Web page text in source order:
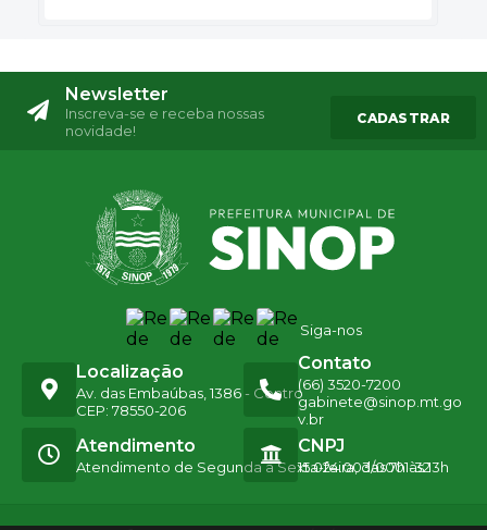
Newsletter
Inscreva-se e receba nossas
novidade!
CADASTRAR
Siga-nos
Localização
Av. das Embaúbas, 1386 - Centro
CEP: 78550-206
Contato
(66) 3520-7200
gabinete@sinop.mt.go
v.br
Atendimento
Atendimento de Segunda a Sexta-feira, das 7h às 13h
CNPJ
15.024.003/0001-32